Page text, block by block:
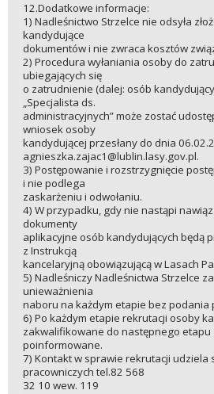
12.Dodatkowe informacje:
1) Nadleśnictwo Strzelce nie odsyła
kandydujące
dokumentów i nie zwraca kosztów
2) Procedura wyłaniania osoby do
ubiegających się
o zatrudnienie (dalej: osób
„Specjalista ds.
administracyjnych” może zostać
wniosek osoby
kandydującej przesłany do dnia
agnieszka.zajac1@lublin.lasy.gov.pl.
3) Postępowanie i rozstrzygnięcie
i nie podlega
zaskarżeniu i odwołaniu.
4) W przypadku, gdy nie nastąpi
dokumenty
aplikacyjne osób kandydujących będą
z Instrukcją
kancelaryjną obowiązującą w Lasach
5) Nadleśniczy Nadleśnictwa Strzelce
unieważnienia
naboru na każdym etapie bez podania
6) Po każdym etapie rekrutacji osoby
zakwalifikowane do następnego etapu
poinformowane.
7) Kontakt w sprawie rekrutacji udziela
pracowniczych tel.82 568
32 10 wew. 119